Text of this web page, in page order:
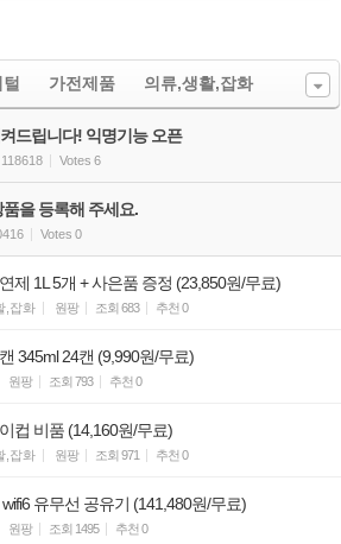
가전제품 의류,생활,잡화
드립니다! 익명기능 오픈
118618 Votes 6
을 등록해 주세요.
Votes 0
제 1L 5개 + 사은품 증정 (23,850원/무료)
,잡화 원팡 조회 683 추천 0
345ml 24캔 (9,990원/무료)
원팡 조회 793 추천 0
컵 비품 (14,160원/무료)
,잡화 원팡 조회 971 추천 0
유무선 공유기 (141,480원/무료)
원팡 조회 1495 추천 0